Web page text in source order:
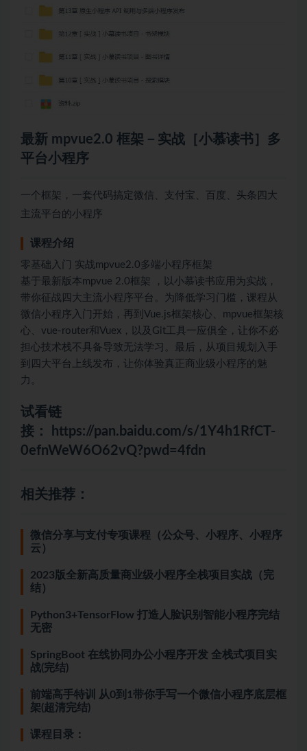
最新 mpvue2.0 框架－实战［小慕读书］多
平台小程序
一个框架，一套代码搞定微信、支付宝、百度、头条四大
主流平台的小程序
课程介绍
零基础入门 实战mpvue2.0多端小程序框架
基于最新版本mpvue 2.0框架 ，以小慕读书应用为实战，
带你征战四大主流小程序平台。为降低学习门槛，课程从
微信小程序入门开始，再到Vue.js框架核心、mpvue框架核
心、vue-router和Vuex，以及Git工具一应俱全，让你不必
担心技术栈不具备导致无法学习。最后，从项目规划入手
到四大平台上线发布，让你体验真正商业级小程序的魅
力。
试看链
接：
https://pan.baidu.com/s/1Y4h1RfCT-
0efnWeW6O62vQ?pwd=4fdn
相关推荐：
微信分享与支付专项课程（公众号、小程序、小程序
云）
2023版全新高质量商业级小程序全栈项目实战（完
结）
Python3+TensorFlow 打造人脸识别智能小程序完结
无密
SpringBoot 在线协同办公小程序开发 全栈式项目实
战(完结)
前端高手特训 从0到1带你手写一个微信小程序底层框
架(超清完结)
课程目录：